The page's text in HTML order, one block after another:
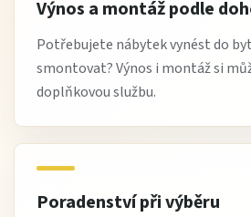
Výnos a montáž podle
Potřebujete nábytek vynést do
smontovat? Výnos i montáž si
doplňkovou službu.
Poradenství při výběru